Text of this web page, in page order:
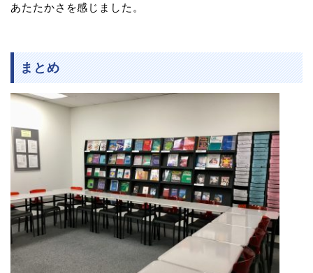
あたたかさを感じました。
まとめ